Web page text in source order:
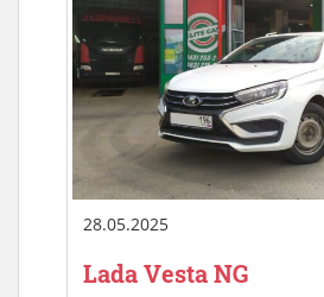
28.05.2025
Lada Vesta NG